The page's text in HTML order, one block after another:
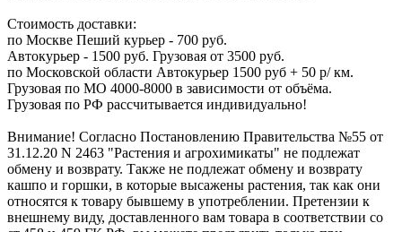
Стоимость доставки:
по Москве Пеший курьер - 700 руб.
Автокурьер - 1500 руб. Грузовая от 3500 руб.
по Московской области Автокурьер 1500 руб + 50 р/ км.
Грузовая по МО 4000-8000 в зависимости от объёма.
Грузовая по РФ рассчитывается индивидуально!
Внимание! Согласно Постановлению Правительства №55 от
31.12.20 N 2463 "Растения и агрохимикаты" не подлежат
обмену и возврату. Также не подлежат обмену и возврату
кашпо и горшки, в которые высажены растения, так как они
относятся к товару бывшему в употреблении. Претензии к
внешнему виду, доставленного вам товара в соответствии со